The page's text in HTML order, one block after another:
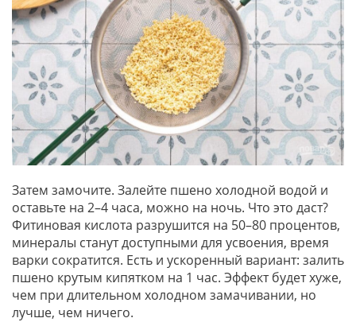
Затем замочите. Залейте пшено холодной водой и
оставьте на 2–4 часа, можно на ночь. Что это даст?
Фитиновая кислота разрушится на 50–80 процентов,
минералы станут доступными для усвоения, время
варки сократится. Есть и ускоренный вариант: залить
пшено крутым кипятком на 1 час. Эффект будет хуже,
чем при длительном холодном замачивании, но
лучше, чем ничего.